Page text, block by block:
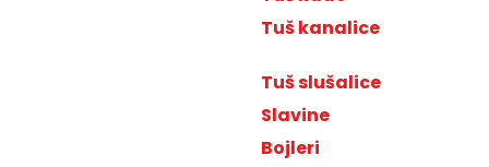
Tuš kanalice
Tuš slušalice
Slavine
Bojleri